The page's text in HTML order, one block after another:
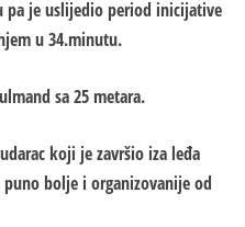
pa je uslijedio period inicijative
u 34.minutu.
sa 25 metara.
koji je završio iza leđa
bolje i organizovanije od